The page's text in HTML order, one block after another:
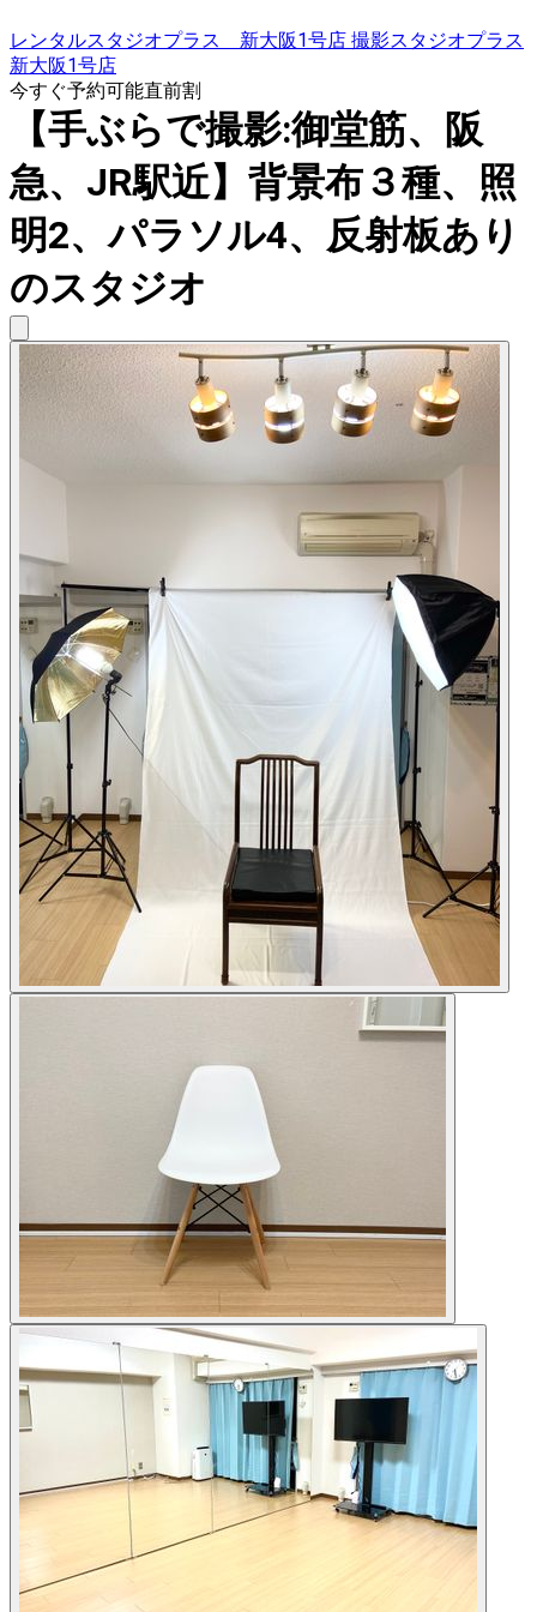
レンタルスタジオプラス 新大阪1号店 撮影スタジオプラス
新大阪1号店
今すぐ予約可能直前割
【手ぶらで撮影:御堂筋、阪
急、JR駅近】背景布３種、照
明2、パラソル4、反射板あり
のスタジオ